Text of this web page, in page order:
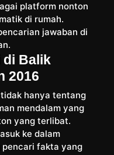
platform nonton
di rumah.
jawaban di
di Balik
2016
hanya tentang
mendalam yang
yang terlibat.
ke dalam
pencari fakta yang